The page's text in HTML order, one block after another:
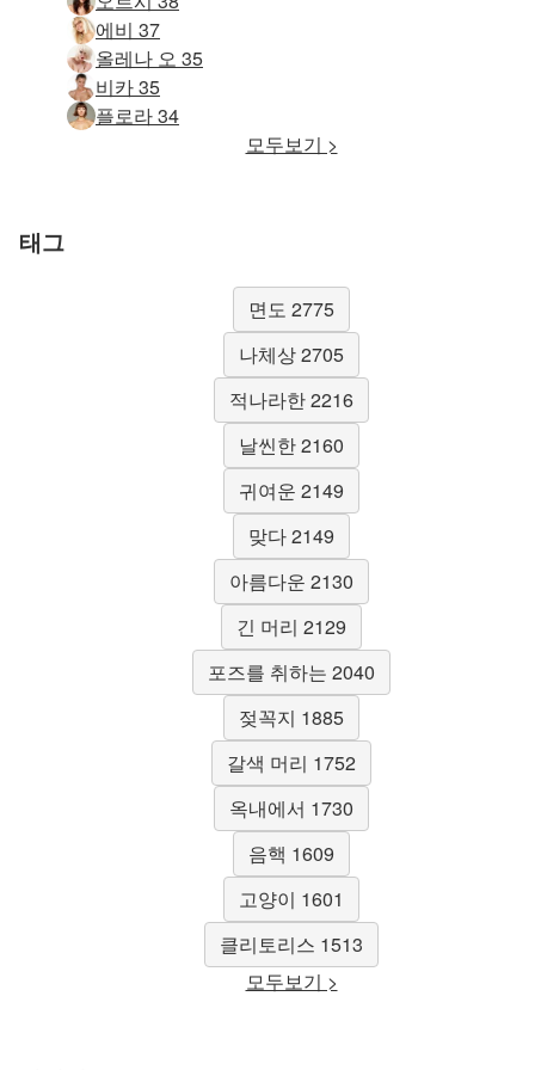
에비 37
올레나 오 35
비카 35
플로라 34
모두보기 >
태그
면도 2775
나체상 2705
적나라한 2216
날씬한 2160
귀여운 2149
맞다 2149
아름다운 2130
긴 머리 2129
포즈를 취하는 2040
젖꼭지 1885
갈색 머리 1752
옥내에서 1730
음핵 1609
고양이 1601
클리토리스 1513
모두보기 >